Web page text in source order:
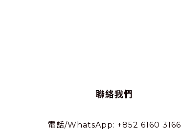
聯絡我們
電話/WhatsApp: +852 6160 3166